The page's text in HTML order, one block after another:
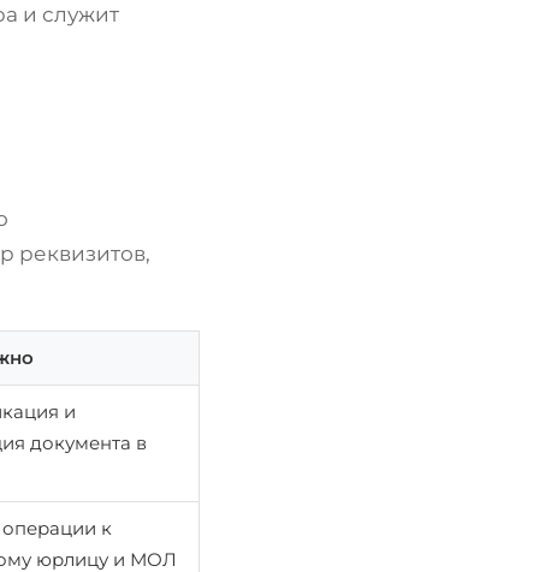
и служит
реквизитов,
и
документа в
к
юрлицу и МОЛ